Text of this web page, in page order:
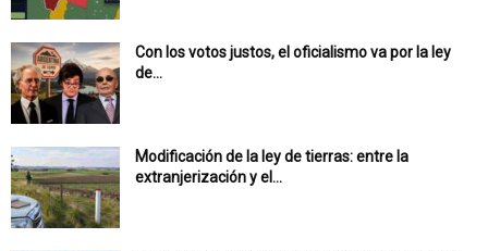
Con los votos justos, el oficialismo va por la ley
de...
Modificación de la ley de tierras: entre la
extranjerización y el...